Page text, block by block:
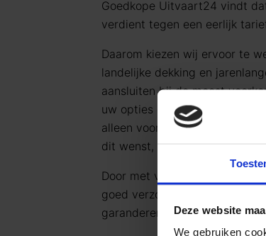
Deze website
We gebruiken
Goedkope Uitvaart24 vindt
verdient tegen een eerlijk
Daarom kiezen wij ervoor te
landelijke dekking en
aansluiten bij de meest
uw opties en de daarbij
alleen voor datgene wat u wilt
dit wenst, kunt u deze
Door met vaste
goed verzorgt, persoonlijk en
garanderen.